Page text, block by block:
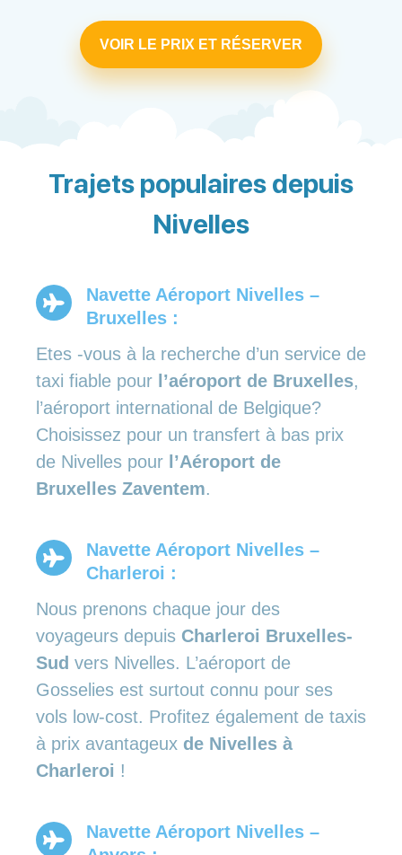
VOIR LE PRIX ET RÉSERVER
Trajets populaires depuis
Nivelles
Navette Aéroport Nivelles –
Bruxelles :
Etes -vous à la recherche d’un service de
taxi fiable pour l’aéroport de Bruxelles,
l’aéroport international de Belgique?
Choisissez pour un transfert à bas prix
de Nivelles pour l’Aéroport de
Bruxelles Zaventem.
Navette Aéroport Nivelles –
Charleroi :
Nous prenons chaque jour des
voyageurs depuis Charleroi Bruxelles-
Sud vers Nivelles. L’aéroport de
Gosselies est surtout connu pour ses
vols low-cost. Profitez également de taxis
à prix avantageux de Nivelles à
Charleroi !
Navette Aéroport Nivelles –